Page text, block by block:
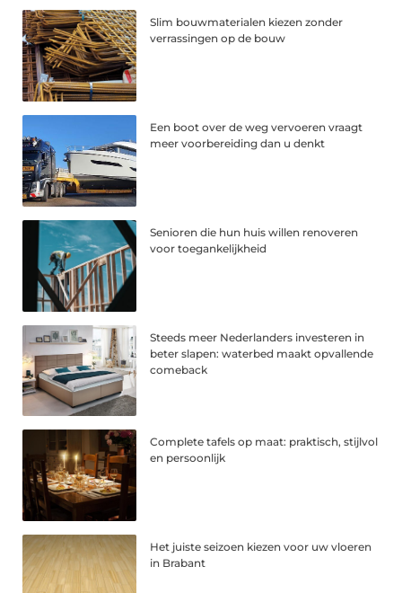
Slim bouwmaterialen kiezen zonder
verrassingen op de bouw
Een boot over de weg vervoeren vraagt
meer voorbereiding dan u denkt
Senioren die hun huis willen renoveren
voor toegankelijkheid
Steeds meer Nederlanders investeren in
beter slapen: waterbed maakt opvallende
comeback
Complete tafels op maat: praktisch, stijlvol
en persoonlijk
Het juiste seizoen kiezen voor uw vloeren
in Brabant